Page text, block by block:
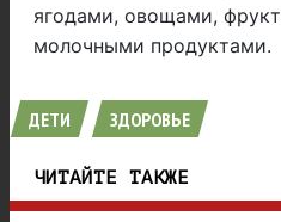
ягодами, овощами,
молочными продуктами.
ДЕТИ ЗДОРОВЬЕ
ЧИТАЙТЕ ТАКЖЕ